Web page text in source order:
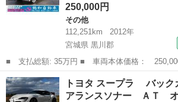
250,000円
その他
112,251km
2012年
宮城県 黒川郡
■ 支払総額: 35万円 ■ 車両本体価格： 250,000 円 ■ メーカー
名： トヨタ ■ 車種名： ピクシススペース
スタム Ｇ ４ＷＤ ドライブレコーダー ナ
マートキー アイ...
宮城 黒川郡 その他
トヨタ スープラ バッ
アランスソナー ＡＴ